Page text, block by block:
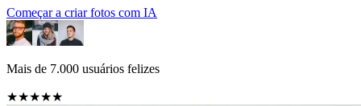
Começar a criar fotos com IA
Mais de 7.000 usuários felizes
★★★★★